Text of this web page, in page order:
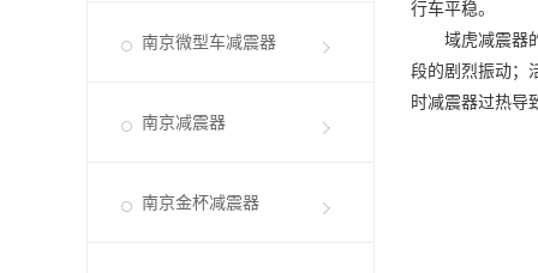
南京微型车减震器
南京减震器
南京金杯减震器
行车平稳。
域虎减震器的
段的剧烈振动；
时减震器过热导